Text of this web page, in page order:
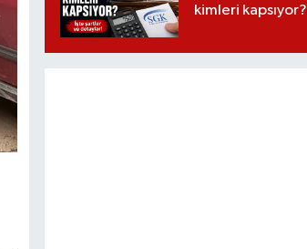
kimleri kapsıyor?